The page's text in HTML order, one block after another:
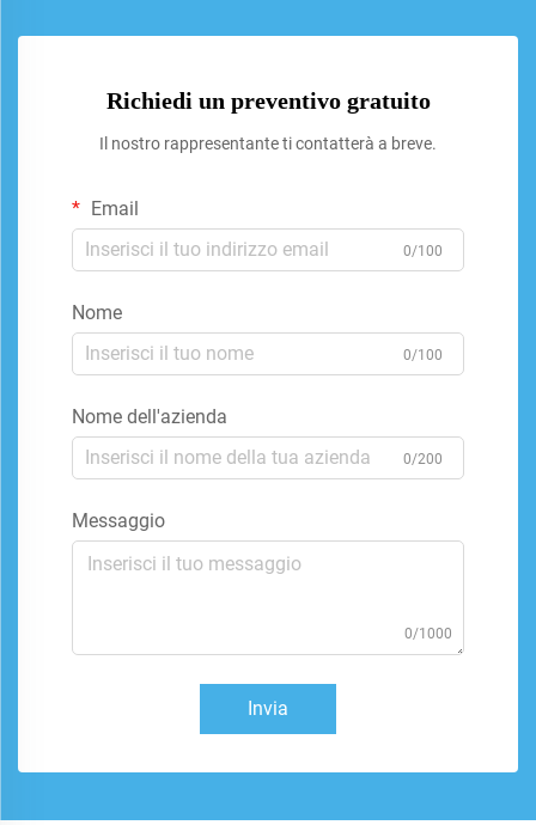
Richiedi un preventivo gratuito
Il nostro rappresentante ti contatterà a breve.
Email
0/100
Nome
0/100
Nome dell'azienda
0/200
Messaggio
0/1000
Invia